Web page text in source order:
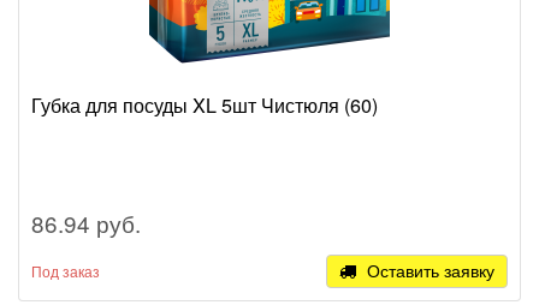
Губка для посуды XL 5шт Чистюля (60)
86.94 руб.
Под заказ Оставить заявку